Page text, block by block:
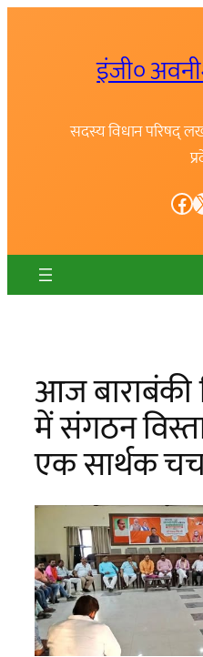
इंजी०
सदस्य विधान परिषद्
Facebook X
आज बाराबंकी
में संगठन
एक सार्थक